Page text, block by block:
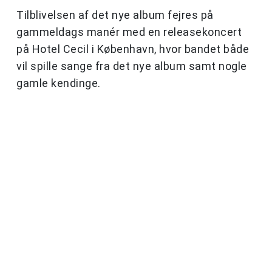
Tilblivelsen af det nye album fejres på
gammeldags manér med en releasekoncert
på Hotel Cecil i København, hvor bandet både
vil spille sange fra det nye album samt nogle
gamle kendinge.